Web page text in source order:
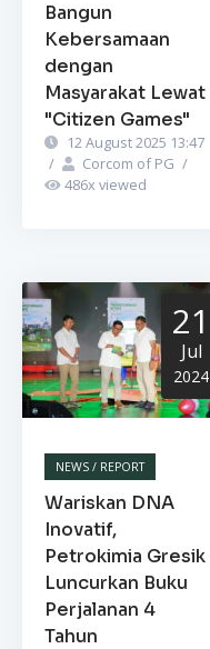
Bangun
Kebersamaan
dengan
Masyarakat Lewat
"Citizen Games"
12 August 2025 13:47
/
Corcom of PG /
486x viewed
21
Jul
2024
NEWS / REPORT
Wariskan DNA
Inovatif,
Petrokimia Gresik
Luncurkan Buku
Perjalanan 4
Tahun